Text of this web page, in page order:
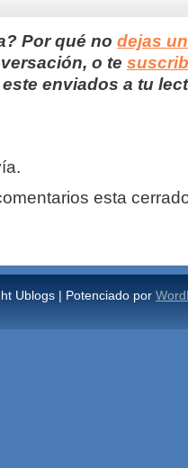
Por qué no dejas
o te
enviados a tu
esta
Ublogs | Potenciado por